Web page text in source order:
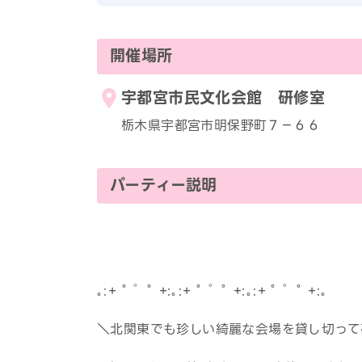
開催場所
宇都宮市民文化会館 研修室
栃木県宇都宮市明保野町７−６６
パーティー説明
｡:+ ﾟ ゜ﾟ +:｡:+ ﾟ ゜ﾟ +:｡:+ ﾟ ゜ﾟ +:｡
＼北関東でも珍しい綺麗な会場を貸し切っ